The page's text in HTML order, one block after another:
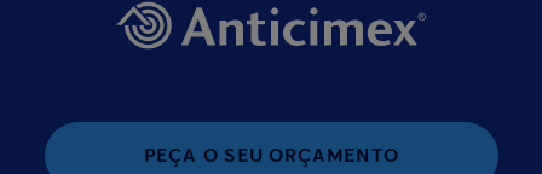
PEÇA O SEU ORÇAMENTO